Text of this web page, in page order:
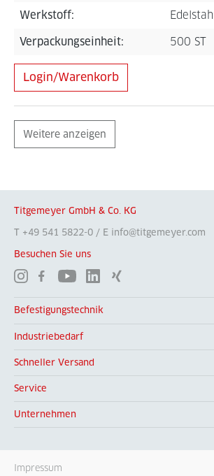
Werkstoff:
Verpackungseinheit: 500 ST
Login/Warenkorb
Weitere anzeigen
Titgemeyer GmbH & Co. KG
T +49 541 5822-0 / E info@titgemeyer.com
Besuchen Sie uns
Befestigungstechnik
Industriebedarf
Schneller Versand
Service
Unternehmen
Impressum